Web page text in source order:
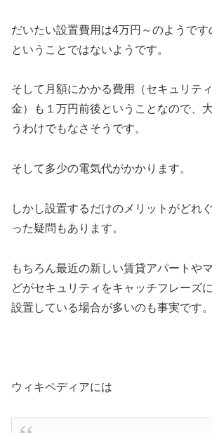
だいたい設置費用は4万円～のようで
ということではないようです。
そして月額にかかる費用（セキュリテ
金）も１万円前後ということなので、
うわけでもなさそうです。
そして多少の電気代がかかります。
しかし設置するだけのメリットがどれ
った疑問もあります。
もちろん最近の新しい賃貸アパートや
どがセキュリティをキャッチフレーズ
設置している場合が多いのも事実です。
ウィキペディアには